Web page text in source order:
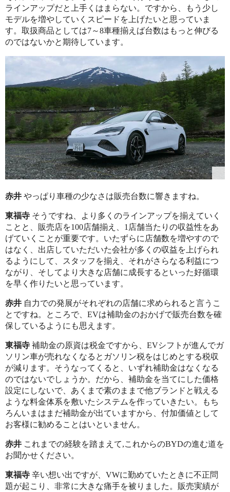
ラインアップだと上手くはまらない。ですから、もう少し
モデルを増やしていくスピードを上げたいと思っていま
す。取扱商品としては7～8車種揃えば台数はもっと伸びる
のではないかと期待しています。
赤井 やっぱり車種の少なさは販売台数に響きますね。
東福寺 そうですね、より多くのラインアップを揃えていく
ことと、販売店を100店舗揃え、1店舗当たりの収益性をあ
げていくことが重要です。いたずらに店舗数を増やすので
はなく、出店していただいた会社が多くの収益を上げられ
るようにして、スタッフを揃え、それがさらなる利益につ
ながり、そしてより大きな店舗に成長するといった好循環
を早く作りたいと思っています。
赤井 自力での発展がそれぞれの店舗に求められると言うこ
とですね。ところで、EVは補助金のおかげで販売台数を確
保しているようにも思えます。
東福寺 補助金の原資は税金ですから、EVシフトが進んでガ
ソリン車が売れなくなるとガソリン税をはじめとする税収
が減ります。そうなってくると、いずれ補助金はなくなる
のではないでしょうか。だから、補助金を当てにした価格
設定にしないで、あくまで素のままで他ブランドと戦える
ような料金体系を敷いたシステムを作っていきたい。もち
ろんいまはまだ補助金が出ていますから、付加価値として
お客様に勧めることはいといません。
赤井 これまでの経験を踏まえて,これからのBYDの進む道を
お聞かせください。
東福寺 辛い想い出ですが、VWに勤めていたときに不正問
題が起こり、非常に大きな痛手を被りました。販売実績が